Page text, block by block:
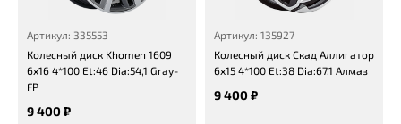
Артикул: 335553
Колесный диск Khomen 1609
6x16 4*100 Et:46 Dia:54,1 Gray-
FP
9 400 ₽
Артикул: 135927
Колесный диск Скад Аллигатор
6x15 4*100 Et:38 Dia:67,1 Алмаз
9 400 ₽